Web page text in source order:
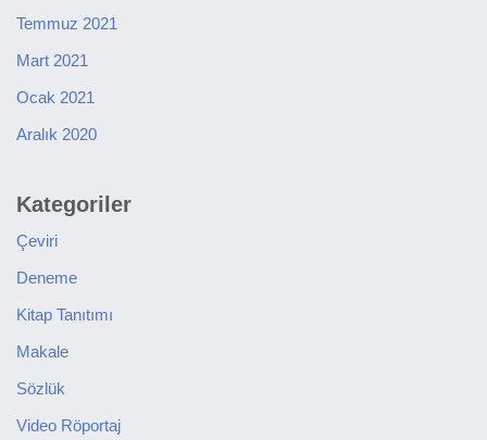
Temmuz 2021
Mart 2021
Ocak 2021
Aralık 2020
Kategoriler
Çeviri
Deneme
Kitap Tanıtımı
Makale
Sözlük
Video Röportaj